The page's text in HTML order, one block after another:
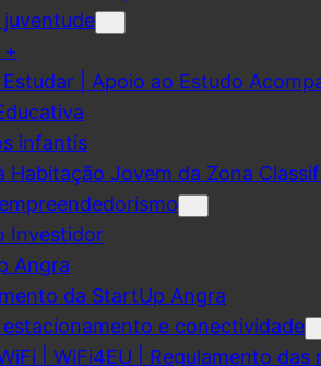
juventude
Estudar | Apoio ao Estudo
infantis
Habitação Jovem da Zona
Investidor
Angra
da StartUp Angra
e conectividade
| WiFi4EU | Regulamento